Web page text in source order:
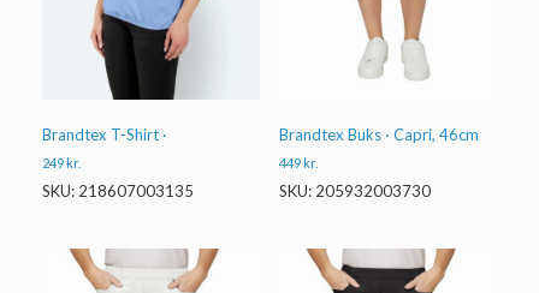
Brandtex T-Shirt ·
249kr.
SKU: 218607003135
Brandtex Buks · Capri, 46cm
449kr.
SKU: 205932003730